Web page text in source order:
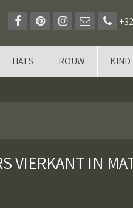
HALS ROUW KIND
VIERKANT IN